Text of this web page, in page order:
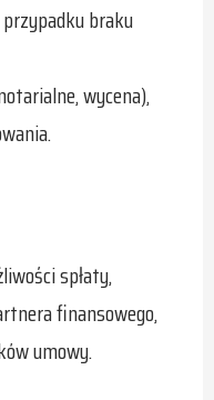
braku
wycena),
spłaty,
finansowego,
umowy.